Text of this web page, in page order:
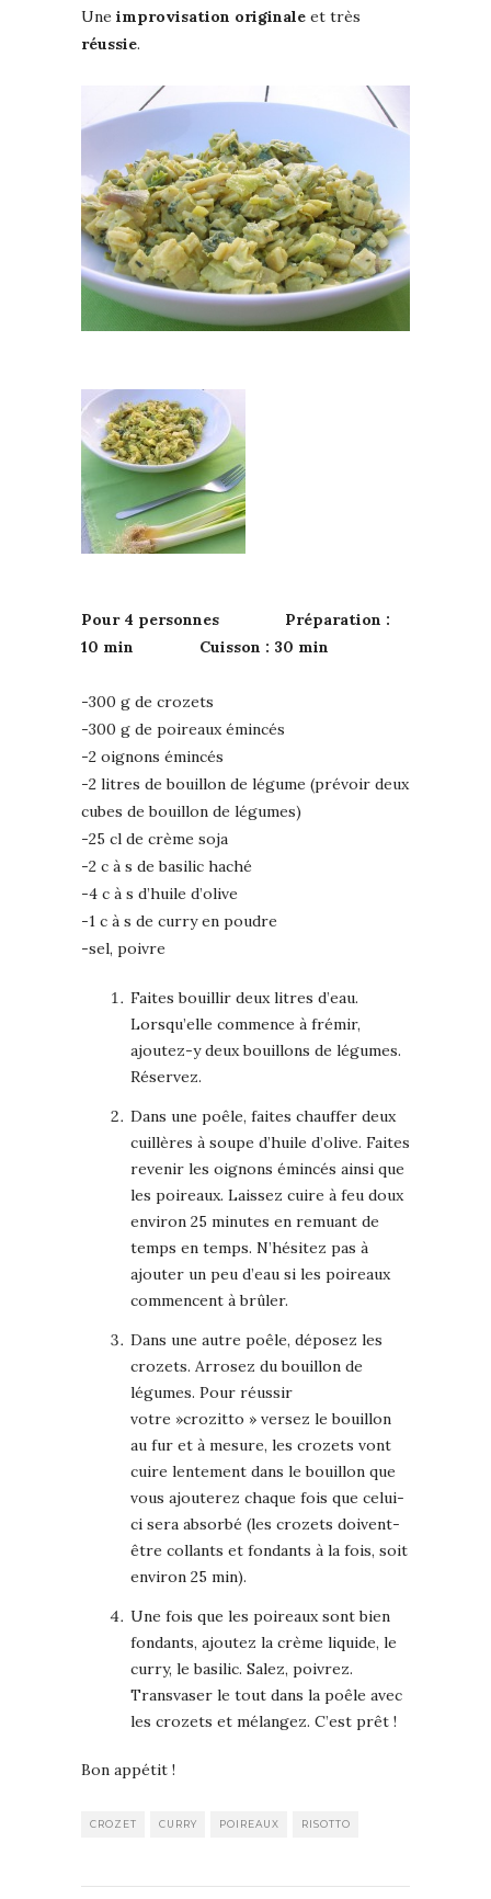
Une improvisation originale et très
réussie.
Pour 4 personnes Préparation :
10 min Cuisson : 30 min
-300 g de crozets
-300 g de poireaux émincés
-2 oignons émincés
-2 litres de bouillon de légume (prévoir deux
cubes de bouillon de légumes)
-25 cl de crème soja
-2 c à s de basilic haché
-4 c à s d’huile d’olive
-1 c à s de curry en poudre
-sel, poivre
Faites bouillir deux litres d’eau.
Lorsqu’elle commence à frémir,
ajoutez-y deux bouillons de légumes.
Réservez.
Dans une poêle, faites chauffer deux
cuillères à soupe d’huile d’olive. Faites
revenir les oignons émincés ainsi que
les poireaux. Laissez cuire à feu doux
environ 25 minutes en remuant de
temps en temps. N’hésitez pas à
ajouter un peu d’eau si les poireaux
commencent à brûler.
Dans une autre poêle, déposez les
crozets. Arrosez du bouillon de
légumes. Pour réussir
votre »crozitto » versez le bouillon
au fur et à mesure, les crozets vont
cuire lentement dans le bouillon que
vous ajouterez chaque fois que celui-
ci sera absorbé (les crozets doivent-
être collants et fondants à la fois, soit
environ 25 min).
Une fois que les poireaux sont bien
fondants, ajoutez la crème liquide, le
curry, le basilic. Salez, poivrez.
Transvaser le tout dans la poêle avec
les crozets et mélangez. C’est prêt !
Bon appétit !
CROZET CURRY POIREAUX RISOTTO